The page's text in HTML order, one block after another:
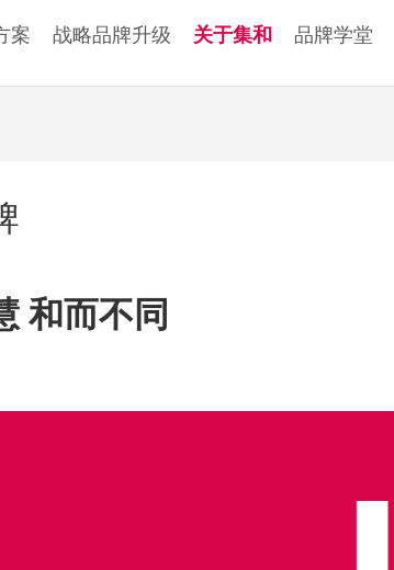
案 战略品牌升级 关于集和 品牌学堂
和而不同